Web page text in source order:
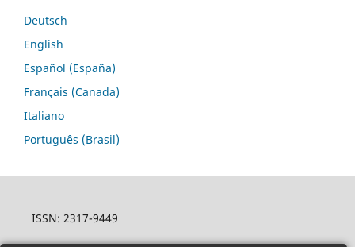
Deutsch
English
Español (España)
Français (Canada)
Italiano
Português (Brasil)
ISSN: 2317-9449